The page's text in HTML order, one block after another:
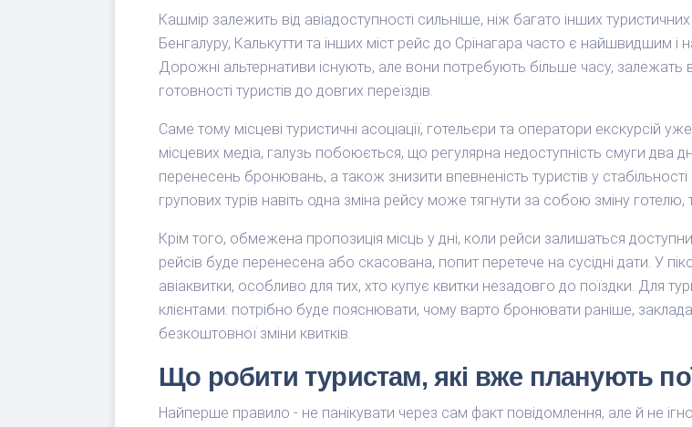
Кашмір залежить від авіадоступності сильніше, ніж багато інших туристичних
Бенгалуру, Калькутти та інших міст рейс до Срінагара часто є найшвидшим і
Дорожні альтернативи існують, але вони потребують більше часу, залежать
готовності туристів до довгих переїздів.
Саме тому місцеві туристичні асоціації, готельєри та оператори екскурсій
місцевих медіа, галузь побоюється, що регулярна недоступність смуги
перенесень бронювань, а також знизити впевненість туристів у
групових турів навіть одна зміна рейсу може тягнути за собою зміну
Крім того, обмежена пропозиція місць у дні, коли рейси залишаться
рейсів буде перенесена або скасована, попит перетече на сусідні дати. У
авіаквитки, особливо для тих, хто купує квитки незадовго до поїздки. Для
клієнтами: потрібно буде пояснювати, чому варто бронювати раніше,
безкоштовної зміни квитків.
Що робити туристам, які вже планують
Найперше правило - не панікувати через сам факт повідомлення, але й не